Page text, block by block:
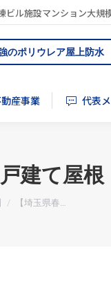
ビル施設マンション大規
のポリウレア屋上防水
産事業 代表
建て屋
【埼玉県春…
産事業 代表